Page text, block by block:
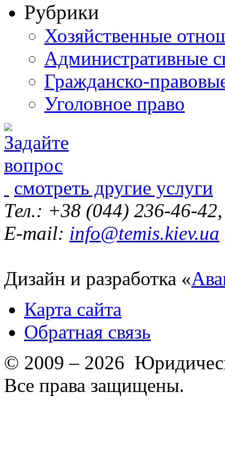
Рубрики
Хозяйственные
Административные
Гражданско-
Уголовное право
смотреть другие услуги
Тел.: +38 (044) 236-46-
E-mail: info@temis.kiev.ua
Дизайн и разработка «
Карта сайта
Обратная связь
© 2009 – 2026
Все права защищены.